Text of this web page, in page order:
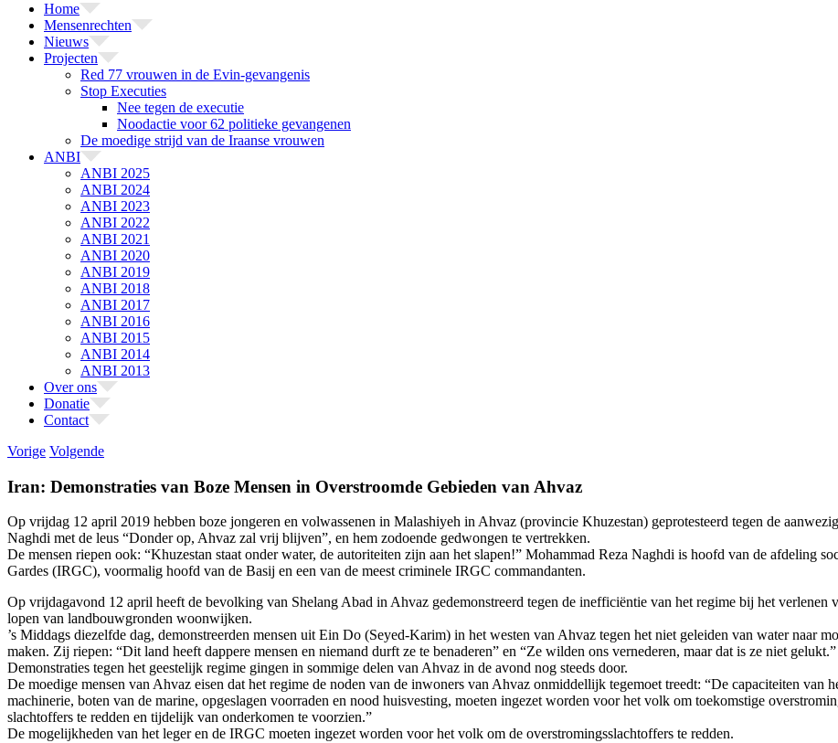
Home
Mensenrechten
Nieuws
Projecten
Red 77 vrouwen in de Evin-gevangenis
Stop Executies
Nee tegen de executie
Noodactie voor 62 politieke gevangenen
De moedige strijd van de Iraanse vrouwen
ANBI
ANBI 2025
ANBI 2024
ANBI 2023
ANBI 2022
ANBI 2021
ANBI 2020
ANBI 2019
ANBI 2018
ANBI 2017
ANBI 2016
ANBI 2015
ANBI 2014
ANBI 2013
Over ons
Donatie
Contact
Vorige Volgende
Iran: Demonstraties van Boze Mensen in Overstroomde Gebieden van Ahvaz
Op vrijdag 12 april 2019 hebben boze jongeren en volwassenen in Malashiyeh in Ahvaz (provincie Khuzestan) geprotesteerd tegen de
Naghdi met de leus “Donder op, Ahvaz zal vrij blijven”, en hem zodoende gedwongen te vertrekken.
De mensen riepen ook: “Khuzestan staat onder water, de autoriteiten zijn aan het slapen!” Mohammad Reza Naghdi is hoofd van de afdeling
Gardes (IRGC), voormalig hoofd van de Basij en een van de meest criminele IRGC commandanten.
Op vrijdagavond 12 april heeft de bevolking van Shelang Abad in Ahvaz gedemonstreerd tegen de inefficiëntie van het regime bij het verlenen
lopen van landbouwgronden woonwijken.
’s Middags diezelfde dag, demonstreerden mensen uit Ein Do (Seyed-Karim) in het westen van Ahvaz tegen het niet geleiden van water naar
maken. Zij riepen: “Dit land heeft dappere mensen en niemand durft ze te benaderen” en “Ze wilden ons vernederen, maar dat is ze niet gelukt.”
Demonstraties tegen het geestelijk regime gingen in sommige delen van Ahvaz in de avond nog steeds door.
De moedige mensen van Ahvaz eisen dat het regime de noden van de inwoners van Ahvaz onmiddellijk tegemoet treedt: “De capaciteiten van
machinerie, boten van de marine, opgeslagen voorraden en nood huisvesting, moeten ingezet worden voor het volk om toekomstige
slachtoffers te redden en tijdelijk van onderkomen te voorzien.”
De mogelijkheden van het leger en de IRGC moeten ingezet worden voor het volk om de overstromingsslachtoffers te redden.